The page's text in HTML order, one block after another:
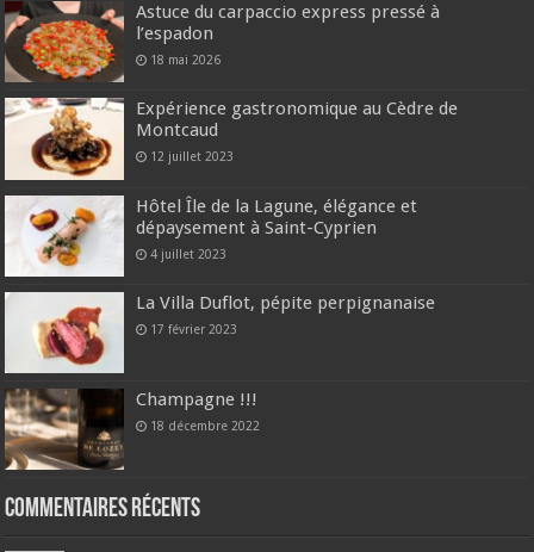
Astuce du carpaccio express pressé à
l’espadon
18 mai 2026
Expérience gastronomique au Cèdre de
Montcaud
12 juillet 2023
Hôtel Île de la Lagune, élégance et
dépaysement à Saint-Cyprien
4 juillet 2023
La Villa Duflot, pépite perpignanaise
17 février 2023
Champagne !!!
18 décembre 2022
Commentaires récents